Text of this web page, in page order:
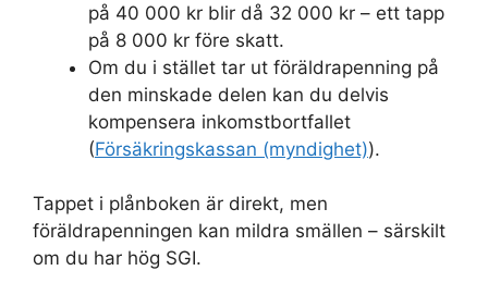
på 40 000 kr blir då 32 000 kr – ett tapp
på 8 000 kr före skatt.
Om du i stället tar ut föräldrapenning på
den minskade delen kan du delvis
kompensera inkomstbortfallet
(Försäkringskassan (myndighet)).
Tappet i plånboken är direkt, men
föräldrapenningen kan mildra smällen – särskilt
om du har hög SGI.